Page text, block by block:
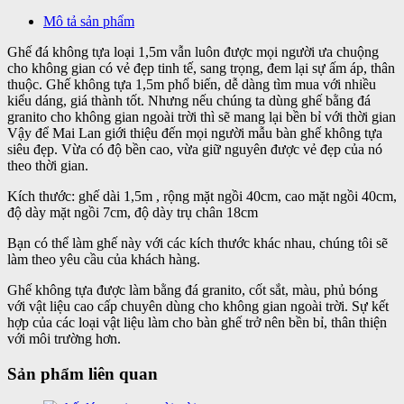
Mô tả sản phẩm
Ghế đá không tựa loại 1,5m vẫn luôn được mọi người ưa chuộng
cho không gian có vẻ đẹp tinh tế, sang trọng, đem lại sự ấm áp, thân
thuộc. Ghế không tựa 1,5m phổ biến, dễ dàng tìm mua với nhiều
kiểu dáng, giá thành tốt. Nhưng nếu chúng ta dùng ghế bằng đá
granito cho không gian ngoài trời thì sẽ mang lại bền bỉ với thời gian
Vậy để Mai Lan giới thiệu đến mọi người mẫu bàn ghế không tựa
siêu đẹp. Vừa có độ bền cao, vừa giữ nguyên được vẻ đẹp của nó
theo thời gian.
Kích thước: ghế dài 1,5m , rộng mặt ngồi 40cm, cao mặt ngồi 40cm,
độ dày mặt ngồi 7cm, độ dày trụ chân 18cm
Bạn có thể làm ghế này với các kích thước khác nhau, chúng tôi sẽ
làm theo yêu cầu của khách hàng.
Ghế không tựa được làm bằng đá granito, cốt sắt, màu, phủ bóng
với vật liệu cao cấp chuyên dùng cho không gian ngoài trời. Sự kết
hợp của các loại vật liệu làm cho bàn ghế trở nên bền bỉ, thân thiện
với môi trường hơn.
Sản phẩm liên quan